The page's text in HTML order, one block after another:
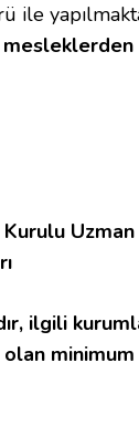
ile
Uzman
ilgili